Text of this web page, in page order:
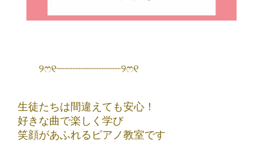
୨ෆ୧┈┈┈┈┈┈┈┈┈┈୨ෆ୧
生徒たちは間違えても安心！
好きな曲で楽しく学び
笑顔があふれるピアノ教室です